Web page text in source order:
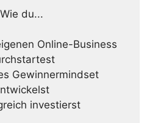
Wie du...
Online-Business
Gewinnermindset
investierst